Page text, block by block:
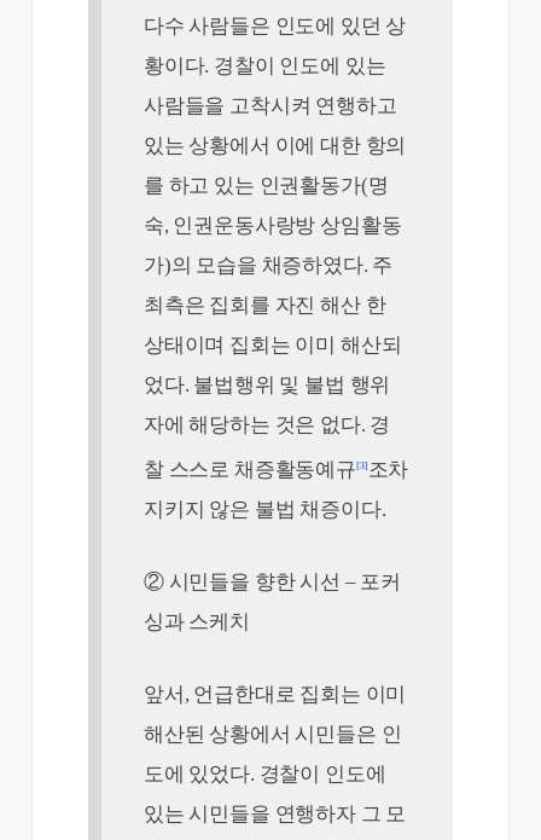
다수 사람들은 인도에 있던 상
황이다. 경찰이 인도에 있는
사람들을 고착시켜 연행하고
있는 상황에서 이에 대한 항의
를 하고 있는 인권활동가(명
숙, 인권운동사랑방 상임활동
가)의 모습을 채증하였다. 주
최측은 집회를 자진 해산 한
상태이며 집회는 이미 해산되
었다. 불법행위 및 불법 행위
자에 해당하는 것은 없다. 경
찰 스스로 채증활동예규[3] 조차
지키지 않은 불법 채증이다.
② 시민들을 향한 시선 – 포커
싱과 스케치
앞서, 언급한대로 집회는 이미
해산된 상황에서 시민들은 인
도에 있었다. 경찰이 인도에
있는 시민들을 연행하자 그 모